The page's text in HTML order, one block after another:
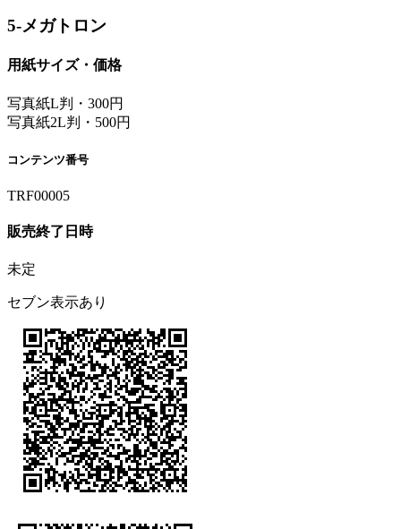
5-メガトロン
用紙サイズ・価格
写真紙L判・300円
写真紙2L判・500円
コンテンツ番号
TRF00005
販売終了日時
未定
セブン表示あり